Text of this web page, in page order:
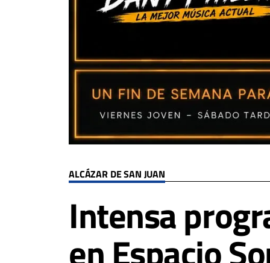
ALCÁZAR DE SAN JUAN
Intensa